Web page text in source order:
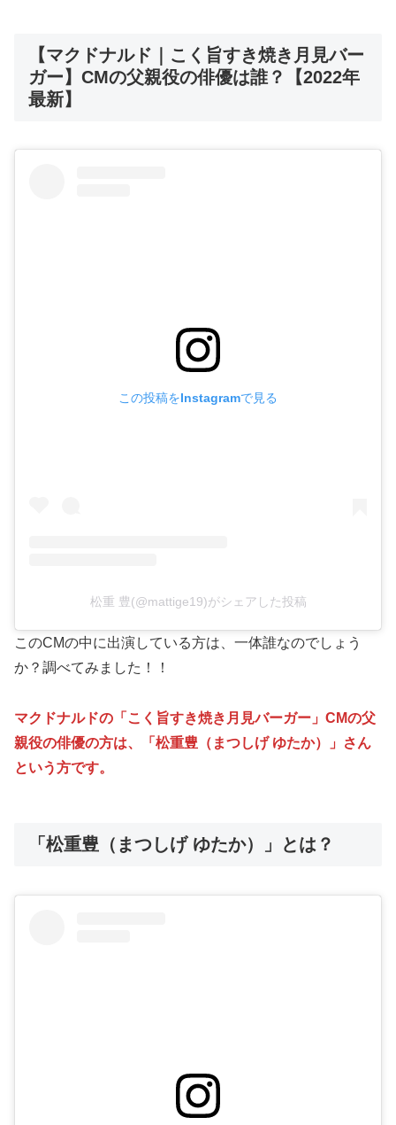
【マクドナルド｜こく旨すき焼き月見バー
ガー】CMの父親役の俳優は誰？【2022年
最新】
この投稿をInstagramで見る
松重 豊(@mattige19)がシェアした投稿
このCMの中に出演している方は、一体誰なのでしょう
か？調べてみました！！
マクドナルドの「こく旨すき焼き月見バーガー」CMの父
親役の俳優の方は、「松重豊（まつしげ ゆたか）」さん
という方です。
「松重豊（まつしげ ゆたか）」とは？